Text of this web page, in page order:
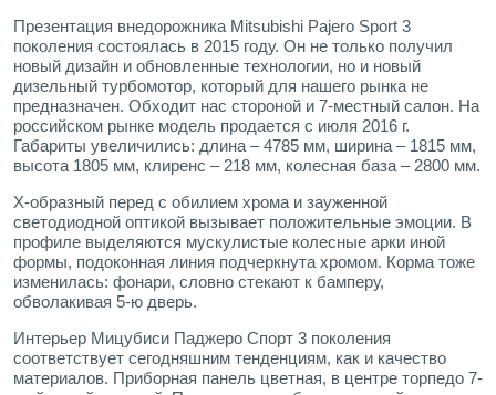
Презентация внедорожника Mitsubishi Pajero Sport 3
поколения состоялась в 2015 году. Он не только получил
новый дизайн и обновленные технологии, но и новый
дизельный турбомотор, который для нашего рынка не
предназначен. Обходит нас стороной и 7-местный салон. На
российском рынке модель продается с июля 2016 г.
Габариты увеличились: длина – 4785 мм, ширина – 1815 мм,
высота 1805 мм, клиренс – 218 мм, колесная база – 2800 мм.
Х-образный перед с обилием хрома и зауженной
светодиодной оптикой вызывает положительные эмоции. В
профиле выделяются мускулистые колесные арки иной
формы, подоконная линия подчеркнута хромом. Корма тоже
изменилась: фонари, словно стекают к бамперу,
обволакивая 5-ю дверь.
Интерьер Мицубиси Паджеро Спорт 3 поколения
соответствует сегодняшним тенденциям, как и качество
материалов. Приборная панель цветная, в центре торпедо 7-